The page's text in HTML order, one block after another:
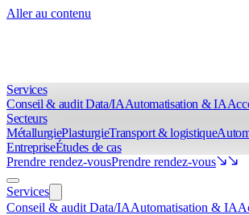
Aller au contenu
Services
Conseil & audit Data/IAAutomatisation & IA
Secteurs
MétallurgiePlasturgieTransport & logistique
EntrepriseÉtudes de cas
Prendre rendez-vousPrendre rendez-vous
Services
Conseil & audit Data/IAAutomatisation & IA